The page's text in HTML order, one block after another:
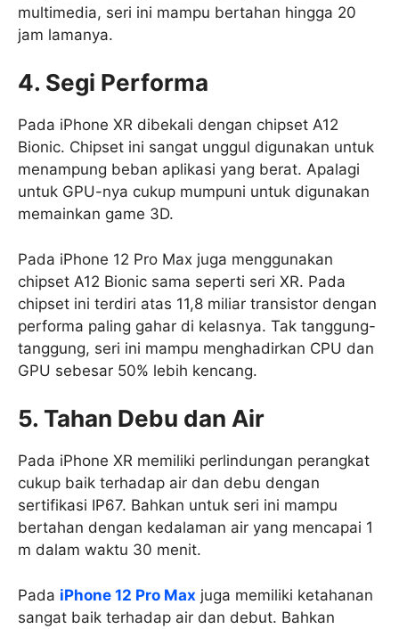
multimedia, seri ini mampu bertahan hingga 20
jam lamanya.
4. Segi Performa
Pada iPhone XR dibekali dengan chipset A12
Bionic. Chipset ini sangat unggul digunakan untuk
menampung beban aplikasi yang berat. Apalagi
untuk GPU-nya cukup mumpuni untuk digunakan
memainkan game 3D.
Pada iPhone 12 Pro Max juga menggunakan
chipset A12 Bionic sama seperti seri XR. Pada
chipset ini terdiri atas 11,8 miliar transistor dengan
performa paling gahar di kelasnya. Tak tanggung-
tanggung, seri ini mampu menghadirkan CPU dan
GPU sebesar 50% lebih kencang.
5. Tahan Debu dan Air
Pada iPhone XR memiliki perlindungan perangkat
cukup baik terhadap air dan debu dengan
sertifikasi IP67. Bahkan untuk seri ini mampu
bertahan dengan kedalaman air yang mencapai 1
m dalam waktu 30 menit.
Pada iPhone 12 Pro Max juga memiliki ketahanan
sangat baik terhadap air dan debut. Bahkan